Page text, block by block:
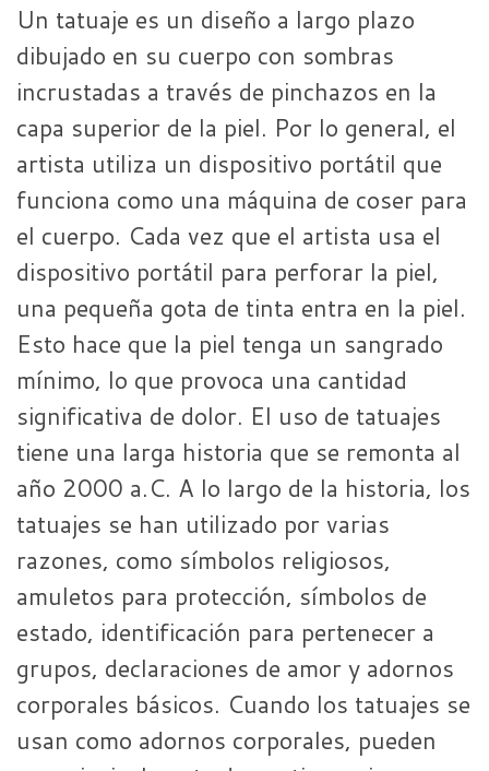
Un tatuaje es un diseño a largo plazo
dibujado en su cuerpo con sombras
incrustadas a través de pinchazos en la
capa superior de la piel. Por lo general, el
artista utiliza un dispositivo portátil que
funciona como una máquina de coser para
el cuerpo. Cada vez que el artista usa el
dispositivo portátil para perforar la piel,
una pequeña gota de tinta entra en la piel.
Esto hace que la piel tenga un sangrado
mínimo, lo que provoca una cantidad
significativa de dolor. El uso de tatuajes
tiene una larga historia que se remonta al
año 2000 a.C. A lo largo de la historia, los
tatuajes se han utilizado por varias
razones, como símbolos religiosos,
amuletos para protección, símbolos de
estado, identificación para pertenecer a
grupos, declaraciones de amor y adornos
corporales básicos. Cuando los tatuajes se
usan como adornos corporales, pueden